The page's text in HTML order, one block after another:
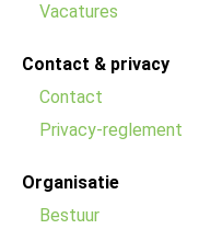
Vacatures
Contact & privacy
Contact
Privacy-reglement
Organisatie
Bestuur